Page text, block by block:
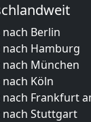
Berlin
Hamburg
München
Köln
Frankfurt
nach Stuttgart